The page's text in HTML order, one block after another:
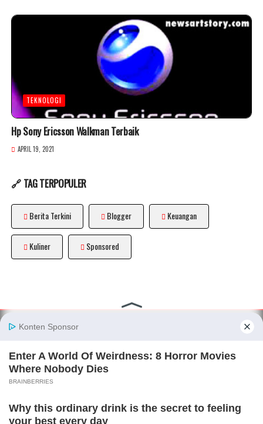
TEKNOLOGI
Hp Sony Ericsson Walkman Terbaik
APRIL 19, 2021
🔗 TAG TERPOPULER
Berita Terkini Blogger Keuangan
Kuliner Sponsored
About